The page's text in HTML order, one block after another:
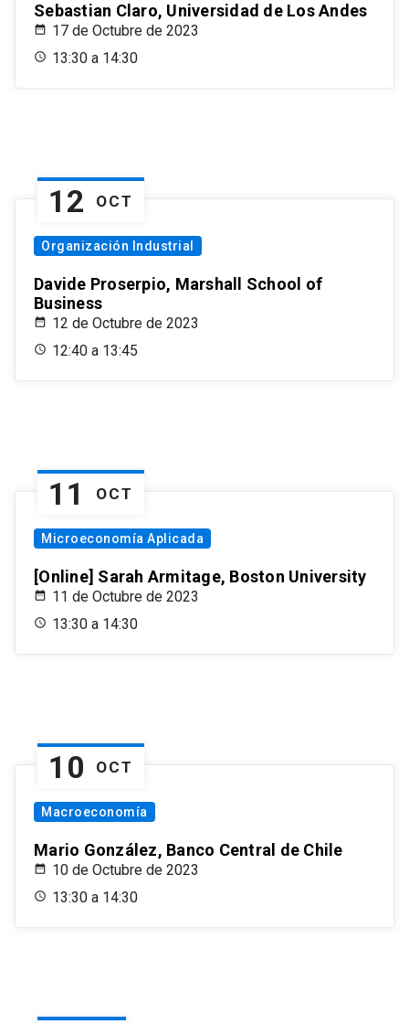
Sebastian Claro, Universidad de Los Andes
17 de Octubre de 2023
13:30 a 14:30
12 OCT
Organización Industrial
Davide Proserpio, Marshall School of
Business
12 de Octubre de 2023
12:40 a 13:45
11 OCT
Microeconomía Aplicada
[Online] Sarah Armitage, Boston University
11 de Octubre de 2023
13:30 a 14:30
10 OCT
Macroeconomía
Mario González, Banco Central de Chile
10 de Octubre de 2023
13:30 a 14:30